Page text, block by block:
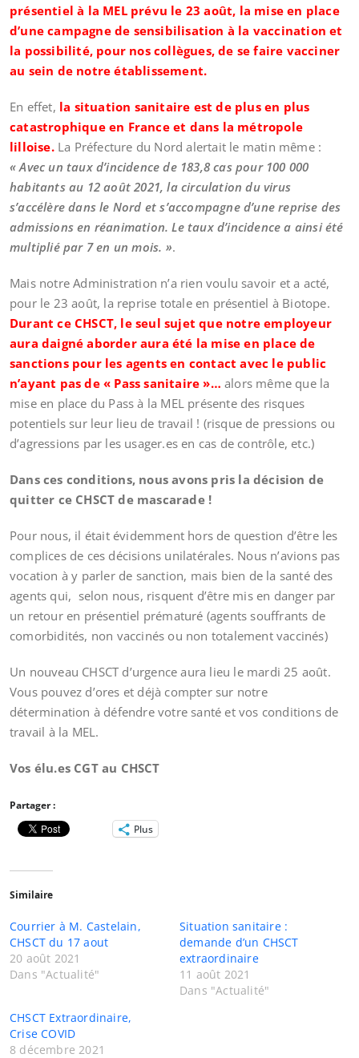
présentiel à la MEL prévu le 23 août, la mise en place
d’une campagne de sensibilisation à la vaccination et
la possibilité, pour nos collègues, de se faire vacciner
au sein de notre établissement.
En effet, la situation sanitaire est de plus en plus
catastrophique en France et dans la métropole
lilloise. La Préfecture du Nord alertait le matin même :
« Avec un taux d’incidence de 183,8 cas pour 100 000
habitants au 12 août 2021, la circulation du virus
s’accélère dans le Nord et s’accompagne d’une reprise des
admissions en réanimation. Le taux d’incidence a ainsi été
multiplié par 7 en un mois. ».
Mais notre Administration n’a rien voulu savoir et a acté,
pour le 23 août, la reprise totale en présentiel à Biotope.
Durant ce CHSCT, le seul sujet que notre employeur
aura daigné aborder aura été la mise en place de
sanctions pour les agents en contact avec le public
n’ayant pas de « Pass sanitaire »… alors même que la
mise en place du Pass à la MEL présente des risques
potentiels sur leur lieu de travail ! (risque de pressions ou
d’agressions par les usager.es en cas de contrôle, etc.)
Dans ces conditions, nous avons pris la décision de
quitter ce CHSCT de mascarade !
Pour nous, il était évidemment hors de question d’être les
complices de ces décisions unilatérales. Nous n’avions pas
vocation à y parler de sanction, mais bien de la santé des
agents qui, selon nous, risquent d’être mis en danger par
un retour en présentiel prématuré (agents souffrants de
comorbidités, non vaccinés ou non totalement vaccinés)
Un nouveau CHSCT d’urgence aura lieu le mardi 25 août.
Vous pouvez d’ores et déjà compter sur notre
détermination à défendre votre santé et vos conditions de
travail à la MEL.
Vos élu.es CGT au CHSCT
Partager :
Plus
Similaire
Courrier à M. Castelain,
CHSCT du 17 aout
20 août 2021
Dans "Actualité"
Situation sanitaire :
demande d’un CHSCT
extraordinaire
11 août 2021
Dans "Actualité"
CHSCT Extraordinaire,
Crise COVID
8 décembre 2021